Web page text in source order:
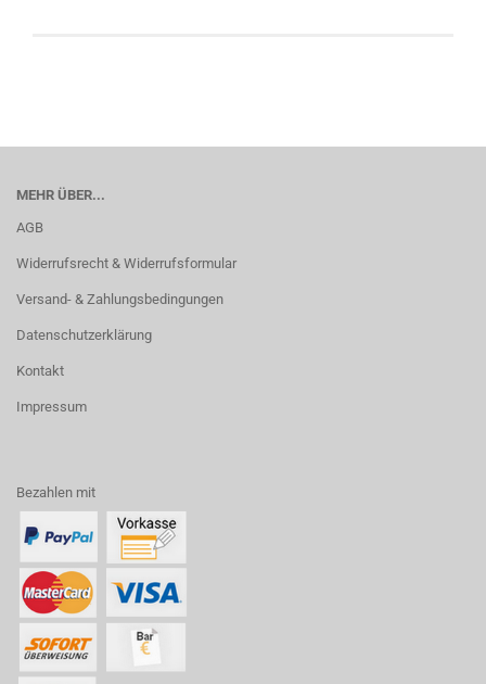
MEHR ÜBER...
AGB
Widerrufsrecht & Widerrufsformular
Versand- & Zahlungsbedingungen
Datenschutzerklärung
Kontakt
Impressum
Bezahlen mit